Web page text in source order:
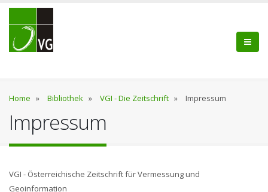
Home » Bibliothek » VGI - Die Zeitschrift » Impressum
Impressum
VGI - Österreichische Zeitschrift für Vermessung und
Geoinformation